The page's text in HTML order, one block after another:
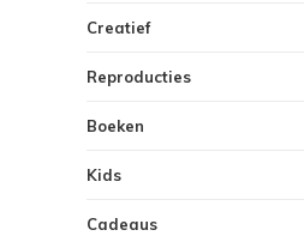
Creatief
Reproducties
Boeken
Kids
Cadeaus